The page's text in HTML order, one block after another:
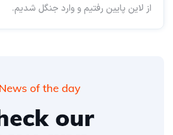
از لاین پایین رفتیم و وارد جنگل شدیم.